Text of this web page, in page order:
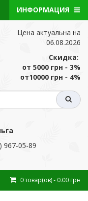
ИНФОРМАЦИЯ
967-05-89
Цена актуальна на
06.08.2026
Скидка:
от 5000 грн - 3%
от10000 грн - 4%
0товар(ов)- 0.00 грн